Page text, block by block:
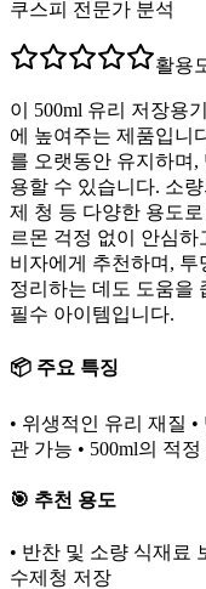
쿠스피 전문가 분석
활용
이 500ml 유리 저장용
에 높여주는 제품입니
를 오랫동안 유지하며
용할 수 있습니다. 소
제 청 등 다양한 용도
르몬 걱정 없이 안심
비자에게 추천하며, 투
정리하는 데도 도움을
필수 아이템입니다.
📦 주요 특징
• 위생적인 유리 재질
관 가능 • 500ml의 적
🎯 추천 용도
• 반찬 및 소량 식재료
수제청 저장